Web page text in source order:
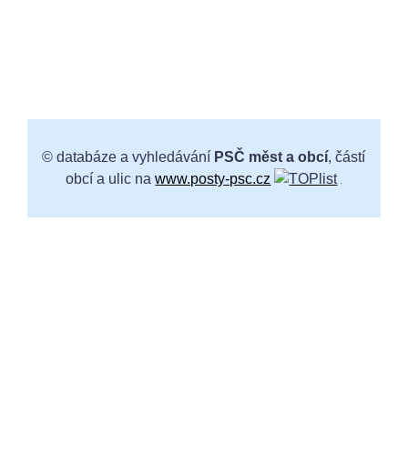
© databáze a vyhledávání PSČ měst a obcí, částí
obcí a ulic nawww.posty-psc.cz